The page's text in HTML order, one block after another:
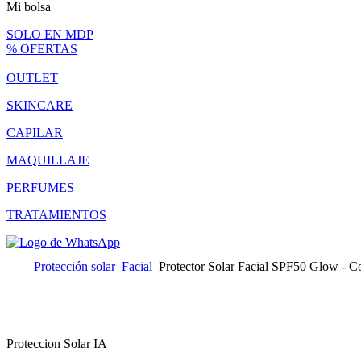
Mi bolsa
SOLO EN MDP
% OFERTAS
OUTLET
SKINCARE
CAPILAR
MAQUILLAJE
PERFUMES
TRATAMIENTOS
Protección solar Facial Protector Solar Facial SPF50 Glow -
Proteccion Solar IA